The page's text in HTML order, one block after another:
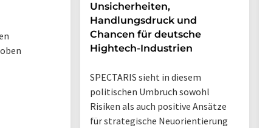
Unsicherheiten,
Handlungsdruck und
Chancen für deutsche
Hightech-Industrien
SPECTARIS sieht in diesem
politischen Umbruch sowohl
Risiken als auch positive Ansätze
für strategische Neuorientierung